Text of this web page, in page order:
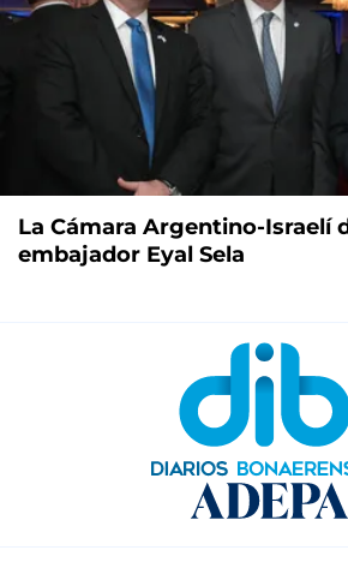
La Cámara Argentino-Israelí
embajador Eyal Sela